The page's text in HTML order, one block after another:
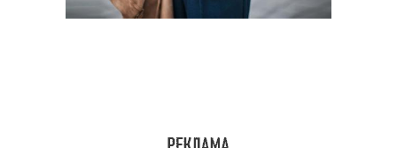
Холодный подтон Холодный подтип